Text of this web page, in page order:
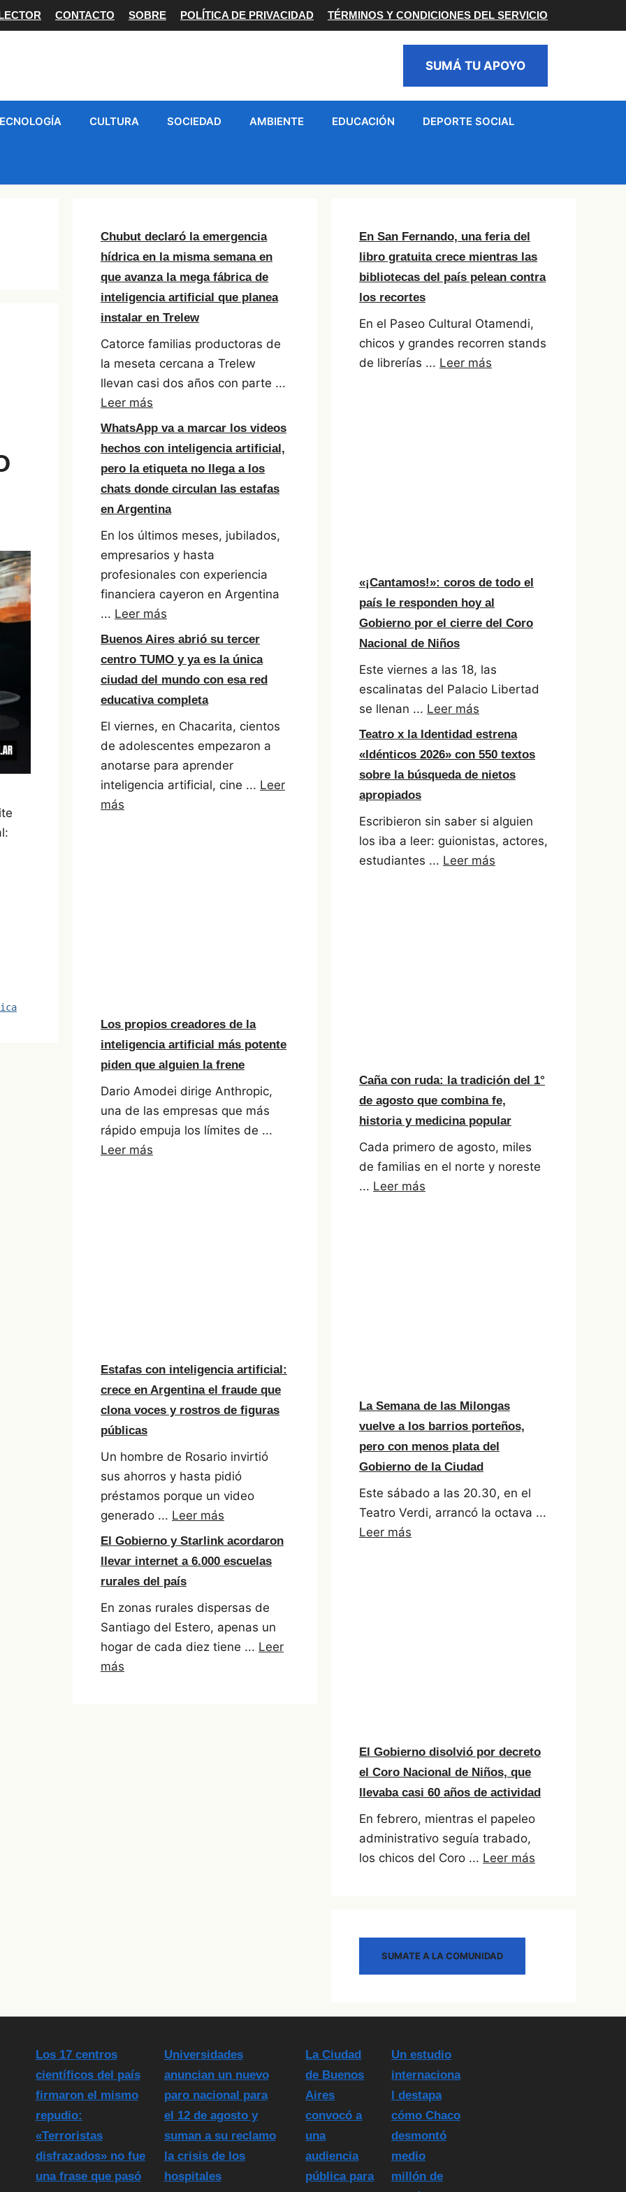
CONTACTO SOBRE POLÍTICA DE PRIVACIDAD TÉRMINOS Y CONDICIONES DEL SERVICIO
SUMÁ TU APOYO
CULTURA SOCIEDAD AMBIENTE EDUCACIÓN DEPORTE SOCIAL
Chubut declaró la emergencia
hídrica en la misma semana en
que avanza la mega fábrica de
inteligencia artificial que planea
instalar en Trelew
Catorce familias productoras de
la meseta cercana a Trelew
llevan casi dos años con parte ...
Leer más
WhatsApp va a marcar los videos
hechos con inteligencia artificial,
pero la etiqueta no llega a los
chats donde circulan las estafas
en Argentina
En los últimos meses, jubilados,
empresarios y hasta
profesionales con experiencia
financiera cayeron en Argentina
... Leer más
Buenos Aires abrió su tercer
centro TUMO y ya es la única
ciudad del mundo con esa red
educativa completa
El viernes, en Chacarita, cientos
de adolescentes empezaron a
anotarse para aprender
inteligencia artificial, cine ... Leer
más
Los propios creadores de la
inteligencia artificial más potente
piden que alguien la frene
Dario Amodei dirige Anthropic,
una de las empresas que más
rápido empuja los límites de ...
Leer más
Estafas con inteligencia artificial:
crece en Argentina el fraude que
clona voces y rostros de figuras
públicas
Un hombre de Rosario invirtió
sus ahorros y hasta pidió
préstamos porque un video
generado ... Leer más
El Gobierno y Starlink acordaron
llevar internet a 6.000 escuelas
rurales del país
En zonas rurales dispersas de
Santiago del Estero, apenas un
hogar de cada diez tiene ... Leer
más
En San Fernando, una feria del
libro gratuita crece mientras las
bibliotecas del país pelean contra
los recortes
En el Paseo Cultural Otamendi,
chicos y grandes recorren stands
de librerías ... Leer más
«¡Cantamos!»: coros de todo el
país le responden hoy al
Gobierno por el cierre del Coro
Nacional de Niños
Este viernes a las 18, las
escalinatas del Palacio Libertad
se llenan ... Leer más
Teatro x la Identidad estrena
«Idénticos 2026» con 550 textos
sobre la búsqueda de nietos
apropiados
Escribieron sin saber si alguien
los iba a leer: guionistas, actores,
estudiantes ... Leer más
Caña con ruda: la tradición del 1°
de agosto que combina fe,
historia y medicina popular
Cada primero de agosto, miles
de familias en el norte y noreste
... Leer más
La Semana de las Milongas
vuelve a los barrios porteños,
pero con menos plata del
Gobierno de la Ciudad
Este sábado a las 20.30, en el
Teatro Verdi, arrancó la octava ...
Leer más
El Gobierno disolvió por decreto
el Coro Nacional de Niños, que
llevaba casi 60 años de actividad
En febrero, mientras el papeleo
administrativo seguía trabado,
los chicos del Coro ... Leer más
SUMATE A LA COMUNIDAD
Los 17 centros
científicos del país
firmaron el mismo
repudio:
«Terroristas
disfrazados» no fue
una frase que pasó
Universidades
anuncian un nuevo
paro nacional para
el 12 de agosto y
suman a su reclamo
la crisis de los
hospitales
La Ciudad
de Buenos
Aires
convocó a
una
audiencia
pública para
Un estudio
internaciona
l destapa
cómo Chaco
desmontó
medio
millón de